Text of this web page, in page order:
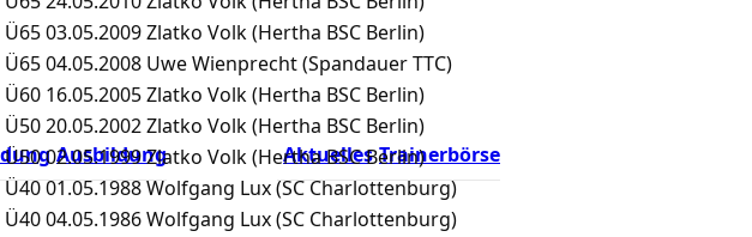
Ausbildung Aktuelles Trainerbörse
03.05.2009Zlatko Volk (Hertha BSC Berlin)
04.05.2008 Uwe Wienprecht (Spandauer TTC)
16.05.2005Zlatko Volk (Hertha BSC Berlin)
20.05.2002Zlatko Volk (Hertha BSC Berlin)
02.05.1999Zlatko Volk (Hertha BSC Berlin)
01.05.1988Wolfgang Lux (SC Charlottenburg)
04.05.1986Wolfgang Lux (SC Charlottenburg)